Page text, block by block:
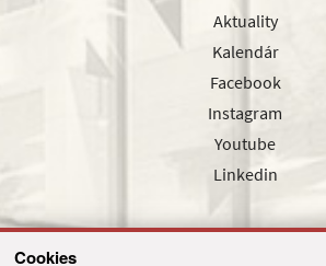
Cookies
Aktuality
Kalendár
Facebook
Instagram
Youtube
Linkedin